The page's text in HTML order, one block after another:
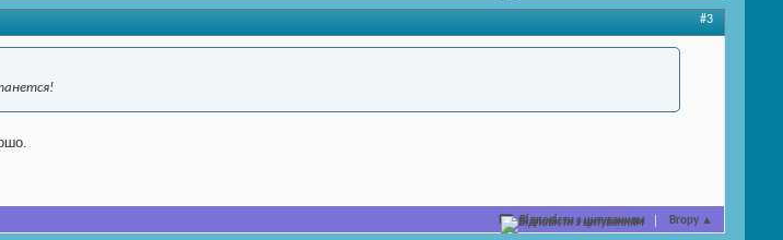
#3
Відповісти з цитуванням Вгору ▲